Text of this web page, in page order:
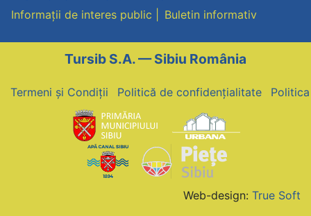
Informații de interes public
Buletin informativ
Tursib S.A. — Sibiu România
Termeni și Condiții Politică de confidențialitate
Web-design: True Soft